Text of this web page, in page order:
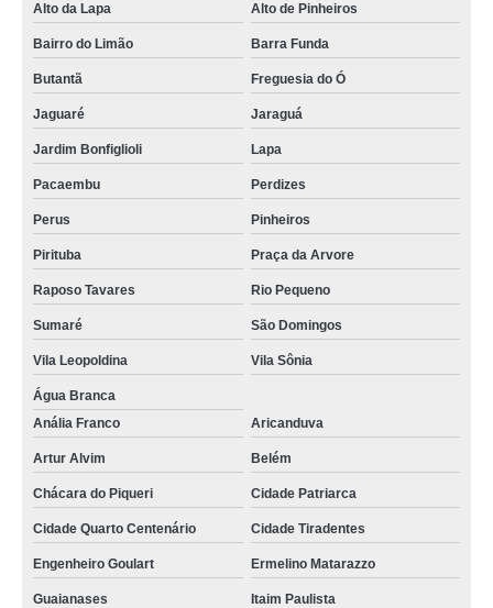
Alto da Lapa
Alto de Pinheiros
Bairro do Limão Barra Funda
Butantã Freguesia do Ó
Jaguaré Jaraguá
Jardim Bonfiglioli Lapa
Pacaembu Perdizes
Perus Pinheiros
Pirituba Praça da Arvore
Raposo Tavares Rio Pequeno
Sumaré São Domingos
Vila Leopoldina Vila Sônia
Água Branca
Anália Franco
Aricanduva
Artur Alvim Belém
Chácara do Piqueri Cidade Patriarca
Cidade Quarto Centenário Cidade Tiradentes
Engenheiro Goulart Ermelino Matarazzo
Guaianases Itaim Paulista